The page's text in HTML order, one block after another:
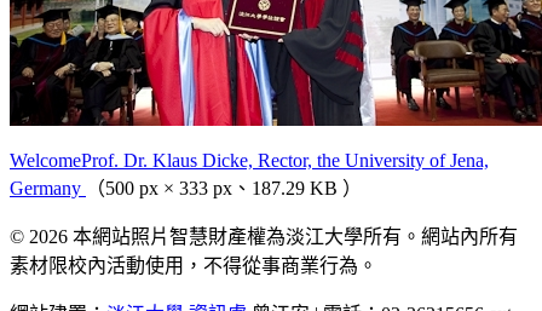
WelcomeProf. Dr. Klaus Dicke, Rector, the University of Jena,
Germany
（500 px × 333 px、187.29 KB ）
© 2026 本網站照片智慧財產權為淡江大學所有。網站內所有
素材限校內活動使用，不得從事商業行為。